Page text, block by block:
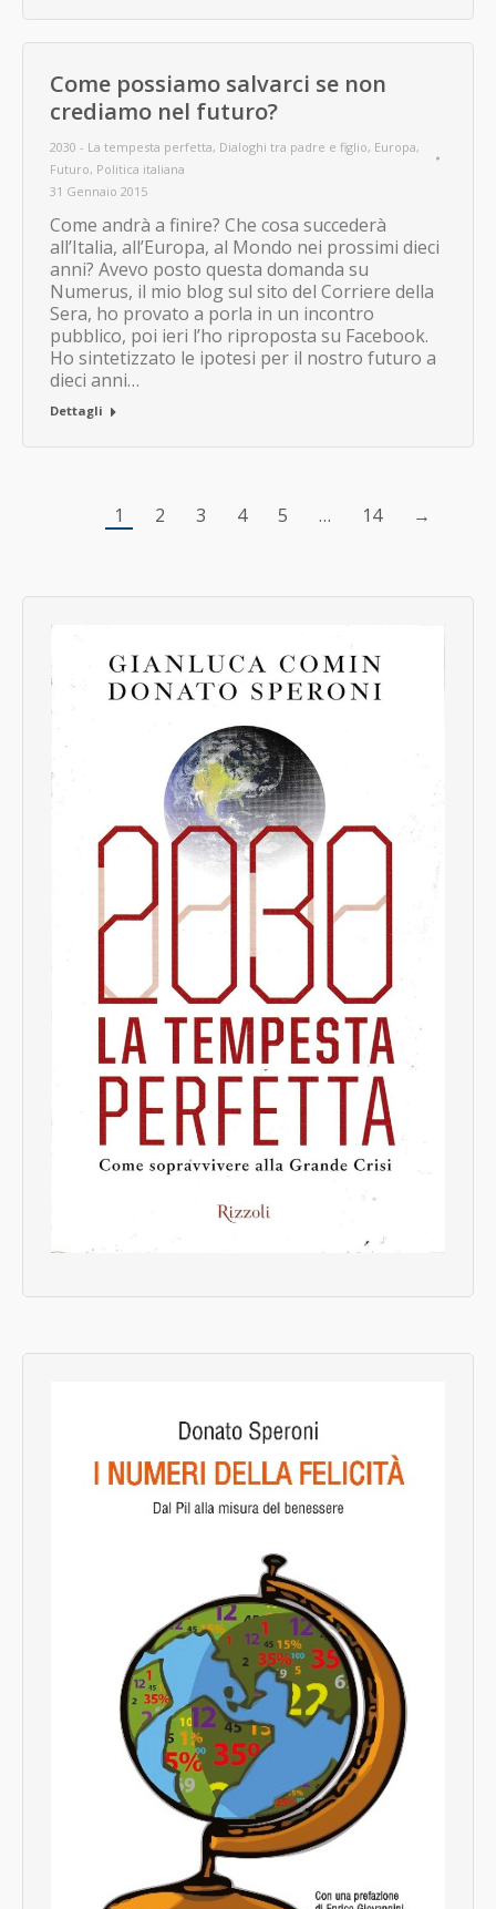
Come possiamo salvarci se non
crediamo nel futuro?
2030 - La tempesta perfetta, Dialoghi tra padre e figlio, Europa,
Futuro, Politica italiana
31 Gennaio 2015
Come andrà a finire? Che cosa succederà
all’Italia, all’Europa, al Mondo nei prossimi dieci
anni? Avevo posto questa domanda su
Numerus, il mio blog sul sito del Corriere della
Sera, ho provato a porla in un incontro
pubblico, poi ieri l’ho riproposta su Facebook.
Ho sintetizzato le ipotesi per il nostro futuro a
dieci anni…
Dettagli
1 2 3 4 5 … 14 →